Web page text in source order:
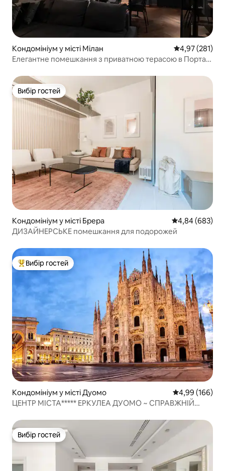
Кондомініум у місті Мілан Середня
4,97 (281)
Елегантне помешкання з приватною терасою в Порта-
Вибір гостей
Вибір гостей
Кондомініум у місті Брера Середня
4,84 (683)
ДИЗАЙНЕРСЬКЕ помешкання для подорожей
Топ вибір гостей
Вибір гостей
Кондомініум у місті Дуомо Середня
4,99 (166)
ЦЕНТР МІСТА***** ЕРКУЛЕА ДУОМО ~ СПРАВЖНІЙ
Вибір гостей
Вибір гостей